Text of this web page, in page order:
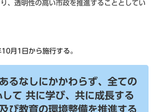
、透明性の高い市政を推進することとしてい
月1日から施行する。
るなしにかかわらず、全ての
て 共に学び、共に成長する
び教育の環境整備を推進する